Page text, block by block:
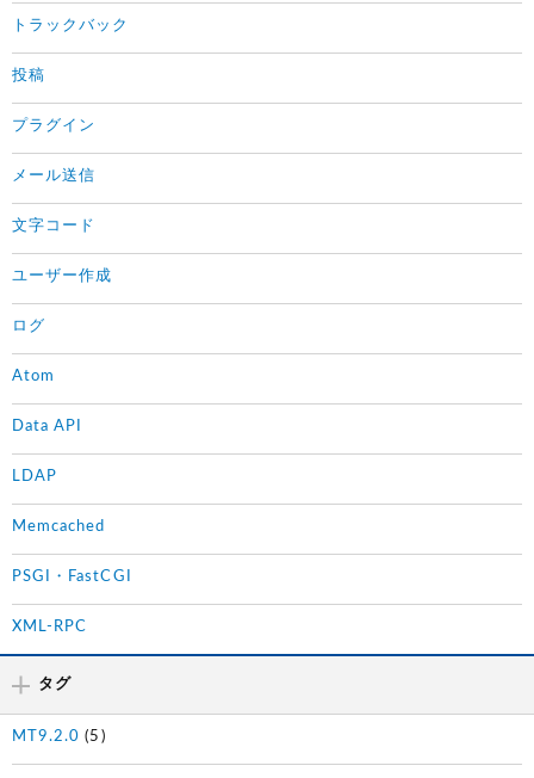
トラックバック
投稿
プラグイン
メール送信
文字コード
ユーザー作成
ログ
Atom
Data API
LDAP
Memcached
PSGI・FastCGI
XML-RPC
タグ
MT9.2.0 (5)